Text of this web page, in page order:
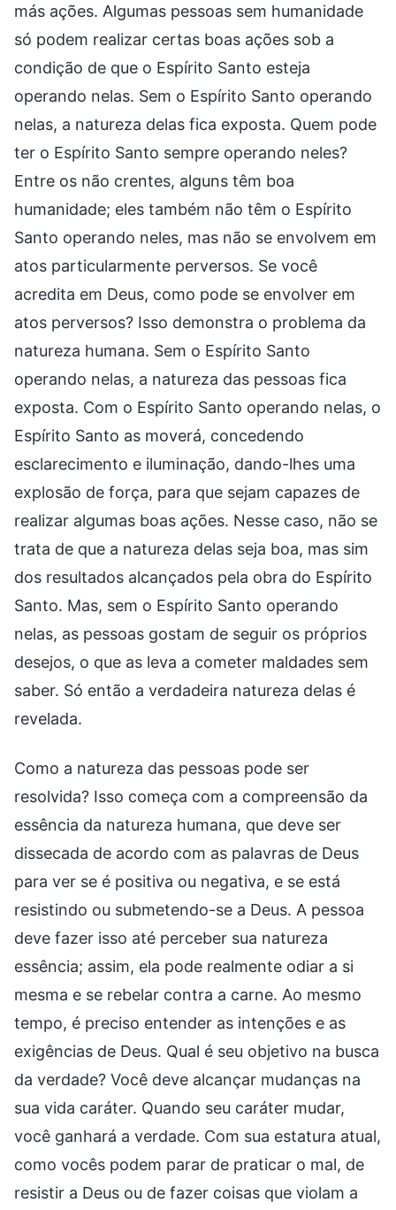
más ações. Algumas pessoas sem humanidade
só podem realizar certas boas ações sob a
condição de que o Espírito Santo esteja
operando nelas. Sem o Espírito Santo operando
nelas, a natureza delas fica exposta. Quem pode
ter o Espírito Santo sempre operando neles?
Entre os não crentes, alguns têm boa
humanidade; eles também não têm o Espírito
Santo operando neles, mas não se envolvem em
atos particularmente perversos. Se você
acredita em Deus, como pode se envolver em
atos perversos? Isso demonstra o problema da
natureza humana. Sem o Espírito Santo
operando nelas, a natureza das pessoas fica
exposta. Com o Espírito Santo operando nelas, o
Espírito Santo as moverá, concedendo
esclarecimento e iluminação, dando-lhes uma
explosão de força, para que sejam capazes de
realizar algumas boas ações. Nesse caso, não se
trata de que a natureza delas seja boa, mas sim
dos resultados alcançados pela obra do Espírito
Santo. Mas, sem o Espírito Santo operando
nelas, as pessoas gostam de seguir os próprios
desejos, o que as leva a cometer maldades sem
saber. Só então a verdadeira natureza delas é
revelada.
Como a natureza das pessoas pode ser
resolvida? Isso começa com a compreensão da
essência da natureza humana, que deve ser
dissecada de acordo com as palavras de Deus
para ver se é positiva ou negativa, e se está
resistindo ou submetendo-se a Deus. A pessoa
deve fazer isso até perceber sua natureza
essência; assim, ela pode realmente odiar a si
mesma e se rebelar contra a carne. Ao mesmo
tempo, é preciso entender as intenções e as
exigências de Deus. Qual é seu objetivo na busca
da verdade? Você deve alcançar mudanças na
sua vida caráter. Quando seu caráter mudar,
você ganhará a verdade. Com sua estatura atual,
como vocês podem parar de praticar o mal, de
resistir a Deus ou de fazer coisas que violam a